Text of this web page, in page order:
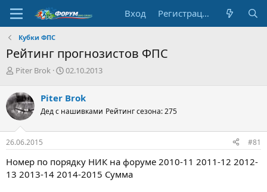
Вход Регистрация
Кубки ФПС
Рейтинг прогнозистов ФПС
А
т
о
р
т
е
м
Piter Brok
Д
а
н
ч
а
02.10.2013
Piter Brok
Дед с нашивками Рейтинг сезона: 275
26.06.2015 #81
Номер по порядку НИК на форуме 2010-11 2011-12 2012-
13 2013-14 2014-2015 Сумма